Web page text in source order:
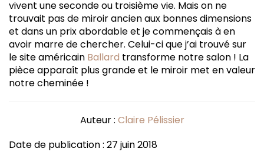
vivent une seconde ou troisième vie. Mais on ne
trouvait pas de miroir ancien aux bonnes dimensions
et dans un prix abordable et je commençais à en
avoir marre de chercher. Celui-ci que j’ai trouvé sur
le site américain Ballard transforme notre salon ! La
pièce apparaît plus grande et le miroir met en valeur
notre cheminée !
Auteur : Claire Pélissier
Date de publication : 27 juin 2018